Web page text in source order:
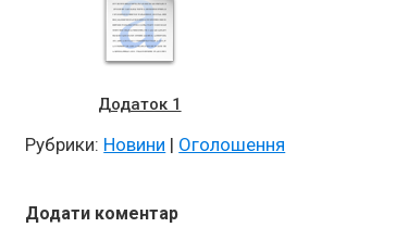
Додаток 1
Рубрики: Новини | Оголошення
Додати коментар